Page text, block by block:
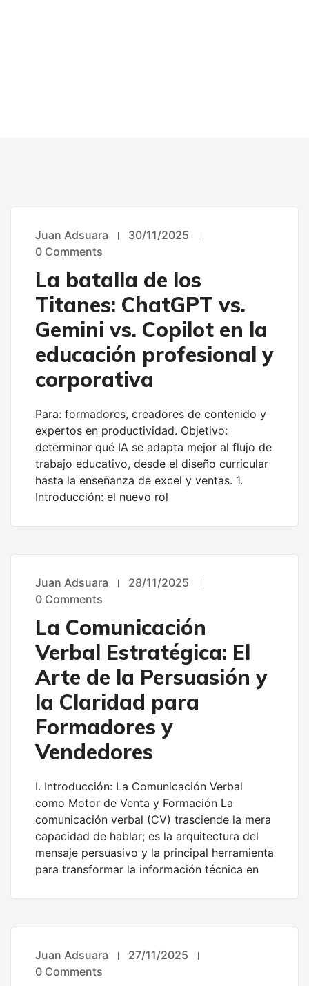
UNCATEGORIZED
Juan Adsuara
30/11/2025
0 Comments
La batalla de los
Titanes: ChatGPT vs.
Gemini vs. Copilot en la
educación profesional y
corporativa
Para: formadores, creadores de contenido y
expertos en productividad. Objetivo:
determinar qué IA se adapta mejor al flujo de
trabajo educativo, desde el diseño curricular
hasta la enseñanza de excel y ventas. 1.
Introducción: el nuevo rol
UNCATEGORIZED
Juan Adsuara
28/11/2025
0 Comments
La Comunicación
Verbal Estratégica: El
Arte de la Persuasión y
la Claridad para
Formadores y
Vendedores
I. Introducción: La Comunicación Verbal
como Motor de Venta y Formación La
comunicación verbal (CV) trasciende la mera
capacidad de hablar; es la arquitectura del
mensaje persuasivo y la principal herramienta
para transformar la información técnica en
UNCATEGORIZED
Juan Adsuara
27/11/2025
0 Comments